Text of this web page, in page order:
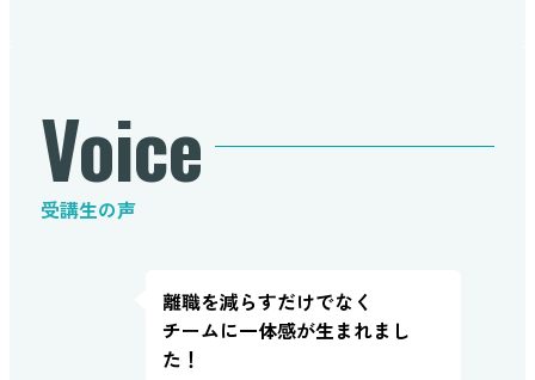
Voice
受講生の声
離職を減らすだけでなく
チームに一体感が生まれまし
た！